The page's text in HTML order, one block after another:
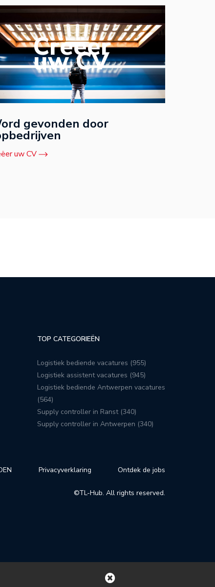
Creëer
uw CV
gevonden door
uw CV
TOP CATEGORIEËN
Logistiek bediende vacatures (955)
Logistiek assistent vacatures (945)
Logistiek bediende Antwerpen vacatures
(564)
Supply controller in Ranst (340)
Supply controller in Antwerpen (340)
Privacyverklaring Ontdek de jobs
©TL-Hub. All rights reserved.